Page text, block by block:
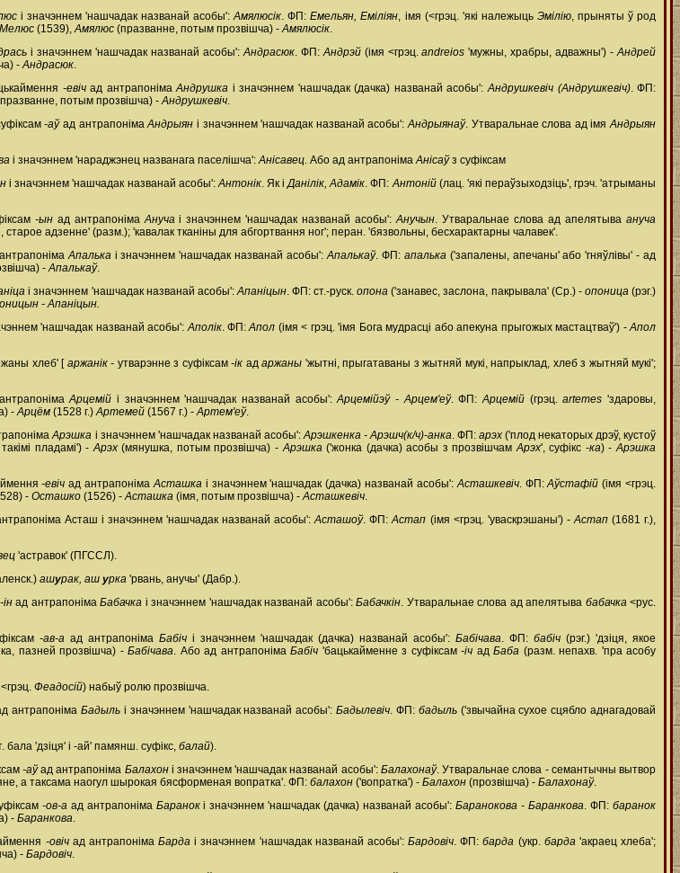
і значэннем 'нашчадак названай асобы':Амялюсік. ФП:Емельян, Еміліян, імя (<грэц. 'які належыць Эмілію, прыняты ў род
Мелюс (1539),Амялюс (празванне, потым прозвішча) -Амялюсік.
і значэннем 'нашчадак названай асобы':Андрасюк. ФП:Андрэй(імя <грэц.andreios 'мужны, храбры, адважны') -Андрей
-Андрасюк.
-евічад антрапонімаАндрушка і значэннем 'нашчадак (дачка) названай асобы':Андрушкевіч (Андрушкевіч). ФП:
празванне, потым прозвішча) -Андрушкевіч.
-аўад антрапонімаАндрыян і значэннем 'нашчадак названай асобы':Андрыянаў. Утваральнае слова ад імяАндрыян
і значэннем 'нараджэнец названага паселішча':Анісавец. Або ад антрапонімаАнісаўз суфіксам
і значэннем 'нашчадак названай асобы':Антонік. Як іДанілік, Адамік. ФП:Антоній(лац. 'які пераўзыходзіць', грэч. 'атрыманы
-ынад антрапонімаАнучаі значэннем 'нашчадак названай асобы':Анучын. Утваральнае слова ад апелятываануча
адзенне' (разм.); 'кавалак тканіны для абгортвання ног'; перан. 'бязвольны, бесхарактарны чалавек'.
Апалькаі значэннем 'нашчадак названай асобы':Апалькаў. ФП: апалька('запалены, апечаны' або 'гняўлівы' - ад
-Апалькаў.
і значэннем 'нашчадак названай асобы':Апаніцын. ФП: ст.-руск.опона ('занавес, заслона, пакрывала' (Ср.) - опоница(рэг.)
- Апаніцын.
'нашчадак названай асобы':Аполік. ФП:Апол (імя < грэц. 'імя Бога мудрасці або апекуна прыгожых мастацтваў') -Апол
хлеб' [ аржанік- утварэнне з суфіксам-ік адаржаны 'жытні, прыгатаваны з жытняй мукі, напрыклад, хлеб з жытняй мукі';
Арцемій і значэннем 'нашчадак названай асобы':Арцемійэў - Арцем'еў. ФП:Арцемій (грэц.artemes 'здаровы,
-Арцём (1528 г.)Артемей (1567 г.) -Артем'еў.
Арэшка і значэннем 'нашчадак названай асобы':Арэшкенка - Арэшч(к/ч)-анка. ФП: арэх('плод некаторых дрэў, кустоў
пладамі') -Арэх(мянушка, потым прозвішча) -Арэшка('жонка (дачка) асобы з прозвішчамАрэх', суфікс -ка) -Арэшка
-евіч ад антрапонімаАсташкаі значэннем 'нашчадак (дачка) названай асобы':Асташкевіч. ФП:Аўстафій (імя <грэц.
- Осташко (1526) -Асташка (імя, потым прозвішча) -Асташкевіч.
Асташ і значэннем 'нашчадак названай асобы':Асташоў. ФП:Астап (імя <грэц. 'уваскрэшаны') -Астап(1681 г.),
'астравок' (ПГССЛ).
ашурак, аш урка 'рвань, анучы' (Дабр.).
-інад антрапоніма Бабачка і значэннем 'нашчадак названай асобы': Бабачкін. Утваральнае слова ад апелятыва бабачка<рус.
-ав-а ад антрапоніма Бабіч і значэннем 'нашчадак (дачка) названай асобы': Бабічава. ФП: бабіч (рэг.) 'дзіця, якое
пазней прозвішча) -Бабічава. Або ад антрапонімаБабіч 'бацькайменне з суфіксам-іч адБаба (разм. непахв. 'пра асобу
Феадосій) набыў ролю прозвішча.
антрапонімаБадыль і значэннем 'нашчадак названай асобы':Бадылевіч. ФП: бадыль('звычайна сухое сцябло аднагадовай
бала 'дзіця' і -ай' памянш. суфікс, балай).
-аўад антрапоніма Балахоні значэннем 'нашчадак названай асобы': Балахонаў. Утваральнае слова - семантычны вытвор
а таксама наогул шырокая бясформеная вопратка'. ФП: балахон ('вопратка') - Балахон (прозвішча) - Балахонаў.
-ов-аад антрапоніма Баранокі значэннем 'нашчадак (дачка) названай асобы':Баранокова - Баранкова. ФП:баранок
- Баранкова.
-овічад антрапонімаБарда і значэннем 'нашчадак названай асобы':Бардовіч. ФП:барда (укр. барда'акраец хлеба';
- Бардовіч.